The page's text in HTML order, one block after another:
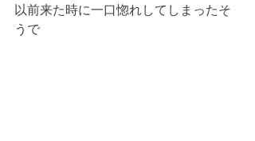
以前来た時に一口惚れしてしまったそ
うで